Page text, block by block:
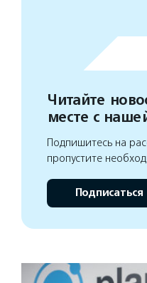
Читайте
месте с
Подпишитесь на
пропустите
Подписаться